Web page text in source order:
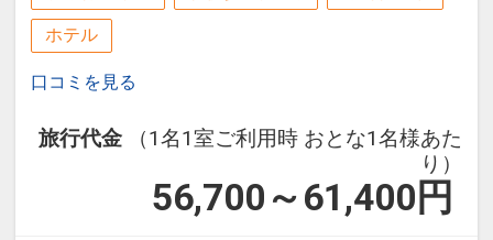
ホテル
口コミを見る
旅行代金
（1名1室ご利用時 おとな1名様あた
り）
56,700～61,400 円